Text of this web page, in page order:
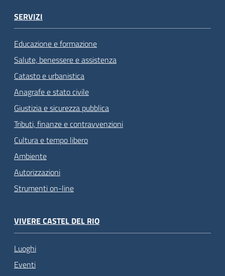
SERVIZI
Educazione e formazione
Salute, benessere e assistenza
Catasto e urbanistica
Anagrafe e stato civile
Giustizia e sicurezza pubblica
Tributi, finanze e contravvenzioni
Cultura e tempo libero
Ambiente
Autorizzazioni
Strumenti on-line
VIVERE CASTEL DEL RIO
Luoghi
Eventi